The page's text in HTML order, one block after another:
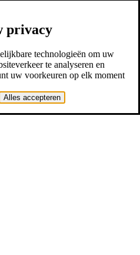
privacy
technologieën om uw
te analyseren en
uw voorkeuren op elk moment
Alles accepteren